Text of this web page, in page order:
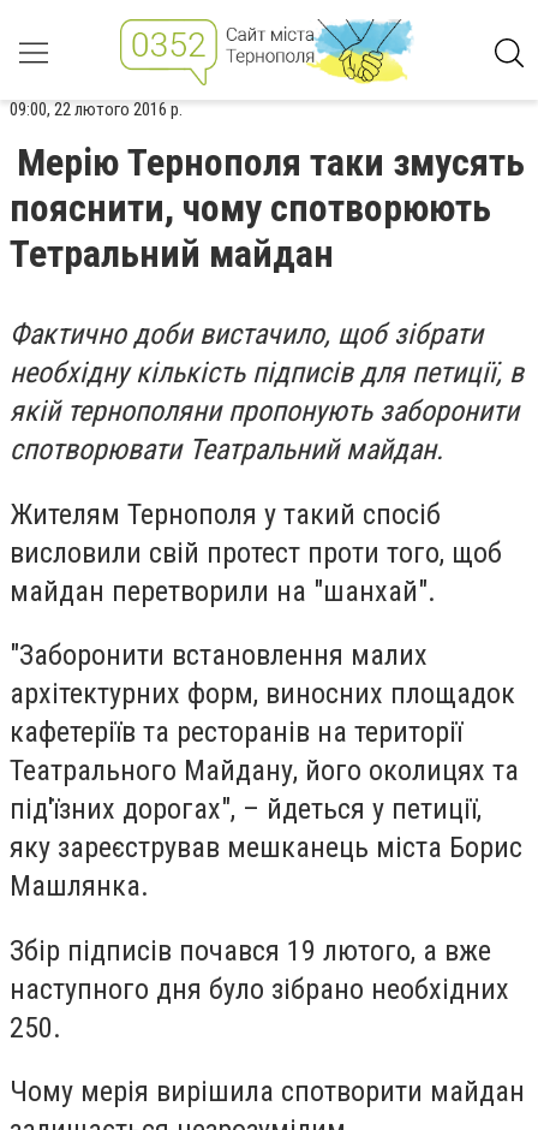
09:00, 22 лютого 2016 р.
Мерію Тернополя таки змусять
пояснити, чому спотворюють
Тетральний майдан
Фактично доби вистачило, щоб зібрати
необхідну кількість підписів для петиції, в
якій тернополяни пропонують заборонити
спотворювати Театральний майдан.
Жителям Тернополя у такий спосіб
висловили свій протест проти того, щоб
майдан перетворили на "шанхай".
"Заборонити встановлення малих
архітектурних форм, виносних площадок
кафетеріїв та ресторанів на території
Театрального Майдану, його околицях та
під'їзних дорогах", – йдеться у петиції,
яку зареєстрував мешканець міста Борис
Машлянка.
Збір підписів почався 19 лютого, а вже
наступного дня було зібрано необхідних
250.
Чому мерія вирішила спотворити майдан